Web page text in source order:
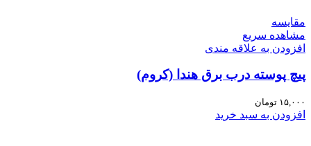
مقایسه
مشاهده سریع
افزودن به علاقه مندی
پیچ پوسته درب برق هندا (کروم)
۱۵,۰۰۰ تومان
افزودن به سبد خرید